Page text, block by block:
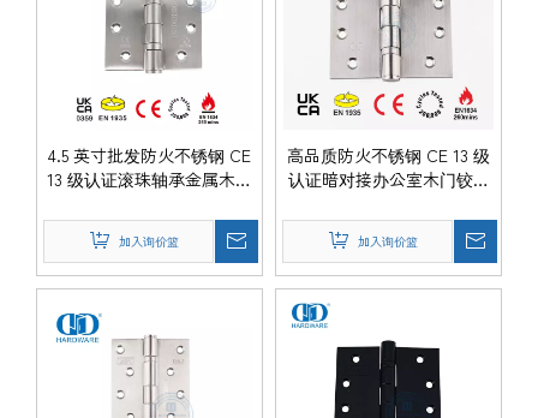
4.5 英寸批发防火不锈钢 CE
13 级认证滚珠轴承金属木门
加入询价篮
高品质防火不锈钢 CE 13 级
认证暗对接办公室木门铰链
加入询价篮